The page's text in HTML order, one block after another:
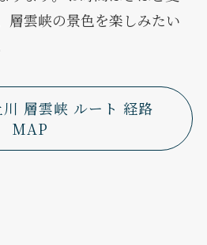
層雲峡の景色を楽しみたい
層雲峡 ルート 経路
MAP